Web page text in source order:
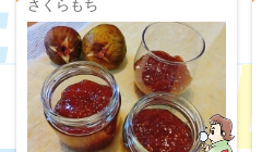
さくらもち